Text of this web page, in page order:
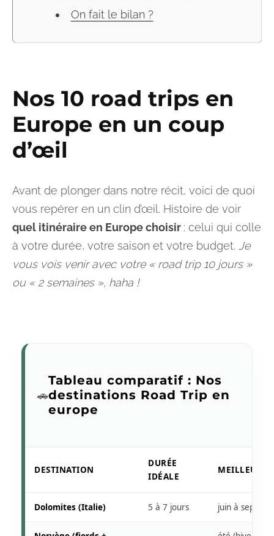
On fait le bilan ?
Nos 10 road trips en
Europe en un coup
d’œil
Avant de plonger dans notre récit, voici de quoi
vous repérer en un clin d’œil. Histoire de voir
quel itinéraire en Europe choisir : celui qui colle
à votre durée, votre saison et votre budget. Je
vous vois venir avec votre « road trip 10 jours »
ou « 2 semaines », haha !
🚗
Tableau comparatif : Nos
destinations Road Trip en
europe
DESTINATION
DURÉE
IDÉALE
MEILLEURE
Dolomites (Italie) 5 à 7 jours juin à sept.